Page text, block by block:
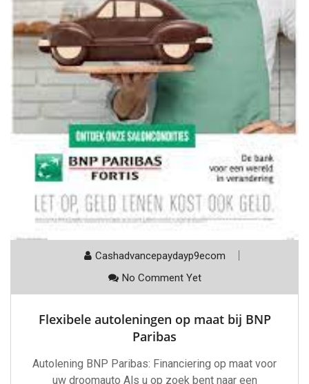
Cashadvancepaydayp9ecom
No Comment Yet
Flexibele autoleningen op maat bij BNP
Paribas
Autolening BNP Paribas: Financiering op maat voor
uw droomauto Als u op zoek bent naar een